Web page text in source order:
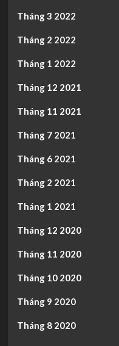
Tháng 3 2022
Tháng 2 2022
Tháng 1 2022
Tháng 12 2021
Tháng 11 2021
Tháng 7 2021
Tháng 6 2021
Tháng 2 2021
Tháng 1 2021
Tháng 12 2020
Tháng 11 2020
Tháng 10 2020
Tháng 9 2020
Tháng 8 2020